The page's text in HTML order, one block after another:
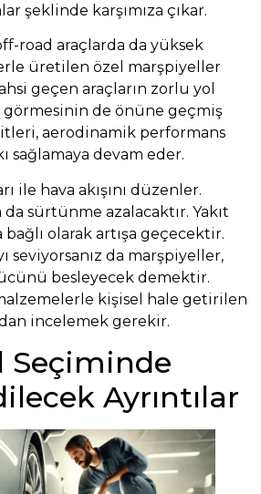
şeklinde karşımıza çıkar.
road araçlarda da yüksek
üretilen özel marşpiyeller
geçen araçların zorlu yol
görmesinin de önüne geçmiş
aerodinamik performans
sağlamaya devam eder.
ile hava akışını düzenler.
sürtünme azalacaktır. Yakıt
olarak artışa geçecektir.
seviyorsanız da marşpiyeller,
besleyecek demektir.
kişisel hale getirilen
incelemek gerekir.
Seçiminde
Ayrıntılar